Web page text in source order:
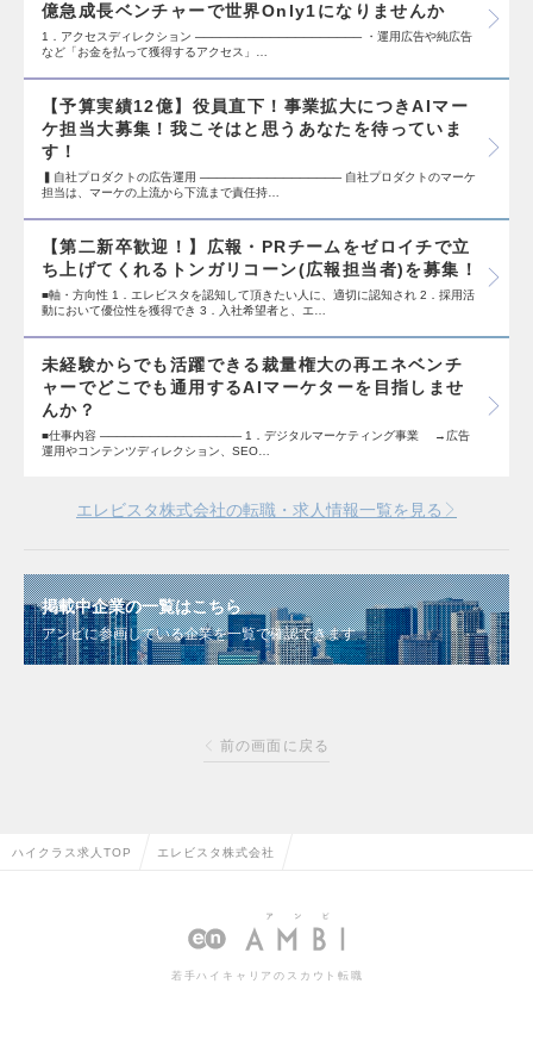
億急成長ベンチャーで世界Only1になりませんか
1．アクセスディレクション ──────────────────── ・運用広告や純広告
など「お金を払って獲得するアクセス」…
【予算実績12億】役員直下！事業拡大につきAIマー
ケ担当大募集！我こそはと思うあなたを待っていま
す！
▍自社プロダクトの広告運用 ───────────────── 自社プロダクトのマーケ
担当は、マーケの上流から下流まで責任持…
【第二新卒歓迎！】広報・PRチームをゼロイチで立
ち上げてくれるトンガリコーン(広報担当者)を募集！
■軸・方向性 1．エレビスタを認知して頂きたい人に、適切に認知され 2．採用活
動において優位性を獲得でき 3．入社希望者と、エ…
未経験からでも活躍できる裁量権大の再エネベンチ
ャーでどこでも通用するAIマーケターを目指しませ
んか？
■仕事内容 ───────────────── 1．デジタルマーケティング事業 →広告
運用やコンテンツディレクション、SEO…
エレビスタ株式会社の転職・求人情報一覧を見る
掲載中企業の一覧はこちら
アンビに参画している企業を一覧で確認できます
前の画面に戻る
ハイクラス求人TOP エレビスタ株式会社
若手ハイキャリアのスカウト転職